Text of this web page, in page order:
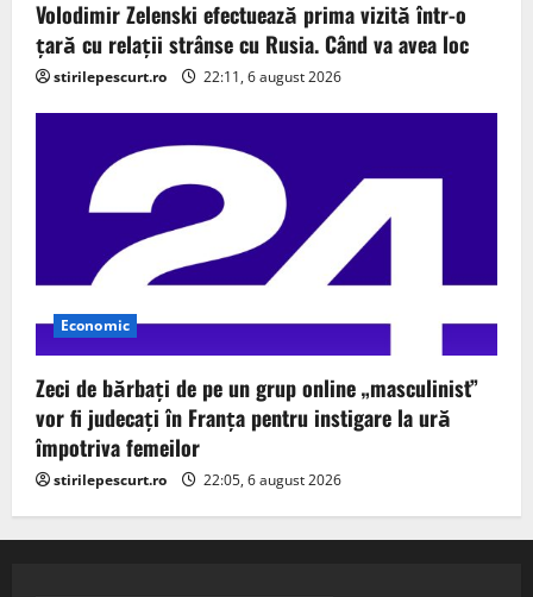
Volodimir Zelenski efectuează prima vizită într-o
țară cu relații strânse cu Rusia. Când va avea loc
stirilepescurt.ro 22:11, 6 august 2026
Economic
Zeci de bărbați de pe un grup online „masculinist”
vor fi judecați în Franța pentru instigare la ură
împotriva femeilor
stirilepescurt.ro 22:05, 6 august 2026